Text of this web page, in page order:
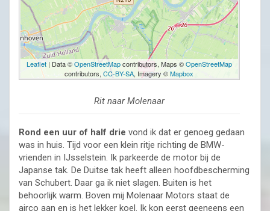
Leaflet| Data ©OpenStreetMapcontributors, Maps ©OpenStreetMap
contributors,CC-BY-SA, Imagery ©Mapbox
Rit naar Molenaar
Rond een uur of half drie vond ik dat er genoeg gedaan
was in huis. Tijd voor een klein ritje richting de BMW-
vrienden in IJsselstein. Ik parkeerde de motor bij de
Japanse tak. De Duitse tak heeft alleen hoofdbescherming
van Schubert. Daar ga ik niet slagen. Buiten is het
behoorlijk warm. Boven mij Molenaar Motors staat de
airco aan en is het lekker koel. Ik kon eerst geeneens een